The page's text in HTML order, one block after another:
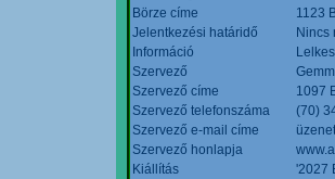
Börze címe
1123
Jelentkezési határidő
Nincs
Információ
Szervező
Szervező címe
1097
Szervező telefonszáma
(70)
Szervező e-mail címe
Szervező honlapja
Kiállítás
'2027